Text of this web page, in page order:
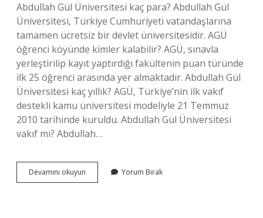
Abdullah Gül Üniversitesi kaç para? Abdullah Gül
Üniversitesi, Türkiye Cumhuriyeti vatandaşlarına
tamamen ücretsiz bir devlet üniversitesidir. AGÜ
öğrenci köyünde kimler kalabilir? AGÜ, sınavla
yerleştirilip kayıt yaptırdığı fakültenin puan türünde
ilk 25 öğrenci arasında yer almaktadır. Abdullah Gül
Üniversitesi kaç yıllık? AGÜ, Türkiye’nin ilk vakıf
destekli kamu üniversitesi modeliyle 21 Temmuz
2010 tarihinde kuruldu. Abdullah Gül Üniversitesi
vakıf mı? Abdullah…
Devamını okuyun Abdullah
Gül
Yorum Bırak